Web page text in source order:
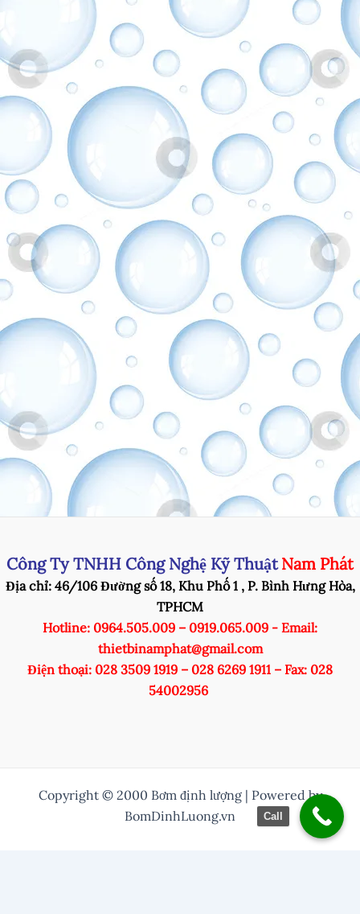
Công Ty TNHH Công Nghệ Kỹ Thuật Nam Phát
Địa chỉ: 46/106 Đường số 18, Khu Phố 1 , P. Bình Hưng Hòa,
TPHCM
Hotline: 0964.505.009 – 0919.065.009 - Email:
thietbinamphat@gmail.com
Điện thoại: 028 3509 1919 – 028 6269 1911 – Fax: 028
54002956
Copyright © 2000 Bơm định lượng | Powered by
BomDinhLuong.vn
Call